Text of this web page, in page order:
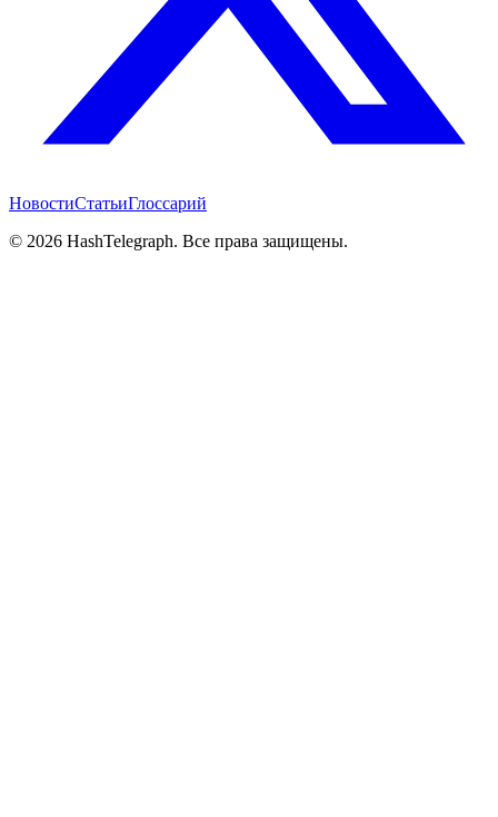
НовостиСтатьиГлоссарий
© 2026 HashTelegraph. Все права защищены.